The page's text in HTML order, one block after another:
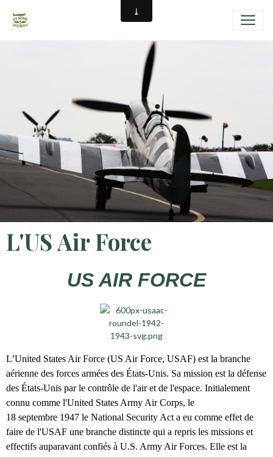
L'US Air Force
US AIR FORCE
L’United States Air Force (US Air Force, USAF) est la branche
aérienne des forces armées des États-Unis. Sa mission est la défense
des États-Unis par le contrôle de l'air et de l'espace. Initialement
connu comme l'United States Army Air Corps, le
18 septembre 1947 le National Security Act a eu comme effet de
faire de l'USAF une branche distincte qui a repris les missions et
effectifs auparavant confiés à U.S. Army Air Forces. Elle est la